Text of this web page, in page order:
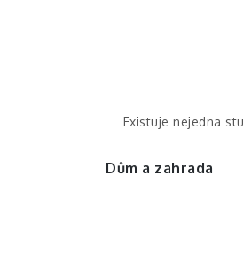
Existuje nejedna
Dům a zahrada